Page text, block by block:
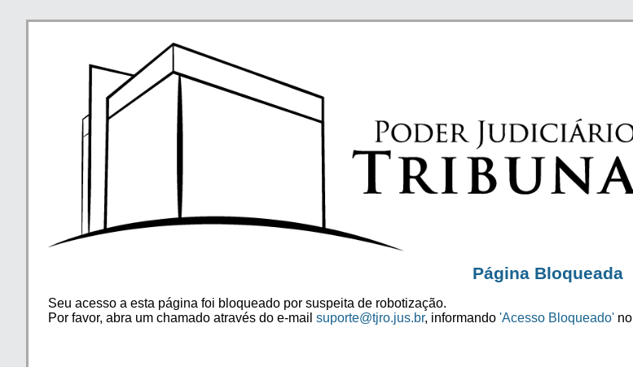
Página Bloqueada
Seu acesso a esta página foi bloqueado por suspeita de robotização.
Por favor, abra um chamado através do e-mail suporte@tjro.jus.br, informando 'Acesso Bloqueado'